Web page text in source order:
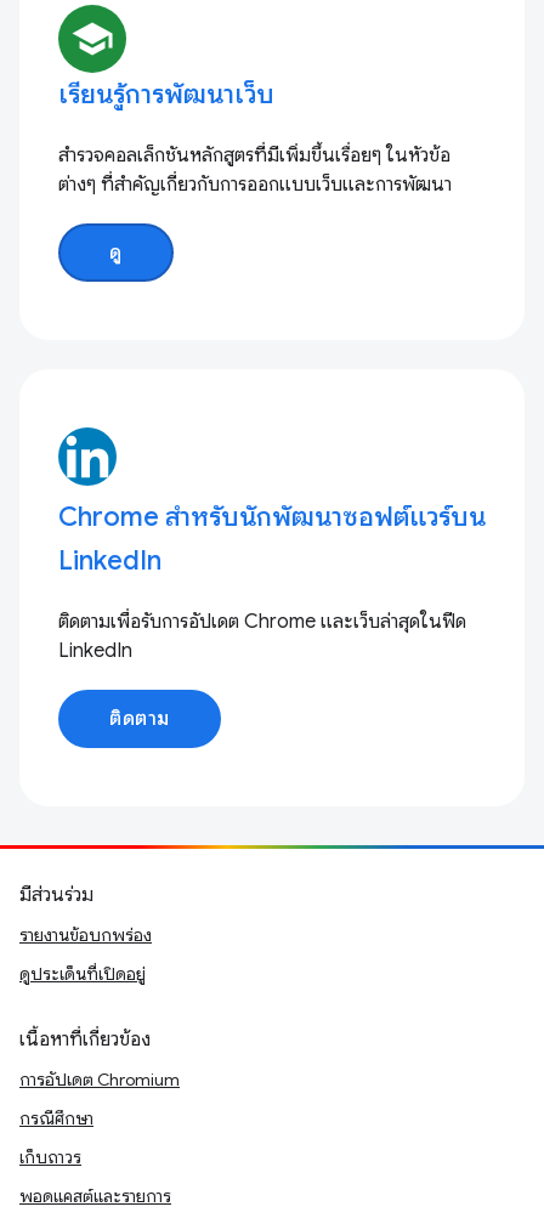
school
เรียนรู้การพัฒนาเว็บ
สำรวจคอลเล็กชันหลักสูตรที่มีเพิ่มขึ้นเรื่อยๆ ในหัวข้อ
ต่างๆ ที่สำคัญเกี่ยวกับการออกแบบเว็บและการพัฒนา
ดู
Chrome สำหรับนักพัฒนาซอฟต์แวร์บน
LinkedIn
ติดตามเพื่อรับการอัปเดต Chrome และเว็บล่าสุดในฟีด
LinkedIn
ติดตาม
มีส่วนร่วม
รายงานข้อบกพร่อง
ดูประเด็นที่เปิดอยู่
เนื้อหาที่เกี่ยวข้อง
การอัปเดต Chromium
กรณีศึกษา
เก็บถาวร
พอดแคสต์และรายการ